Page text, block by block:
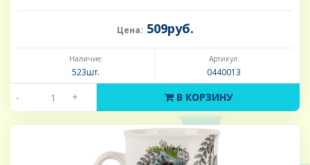
Цена: 509руб.
Наличие:
523шт.
Артикул:
0440013
- + В КОРЗИНУ